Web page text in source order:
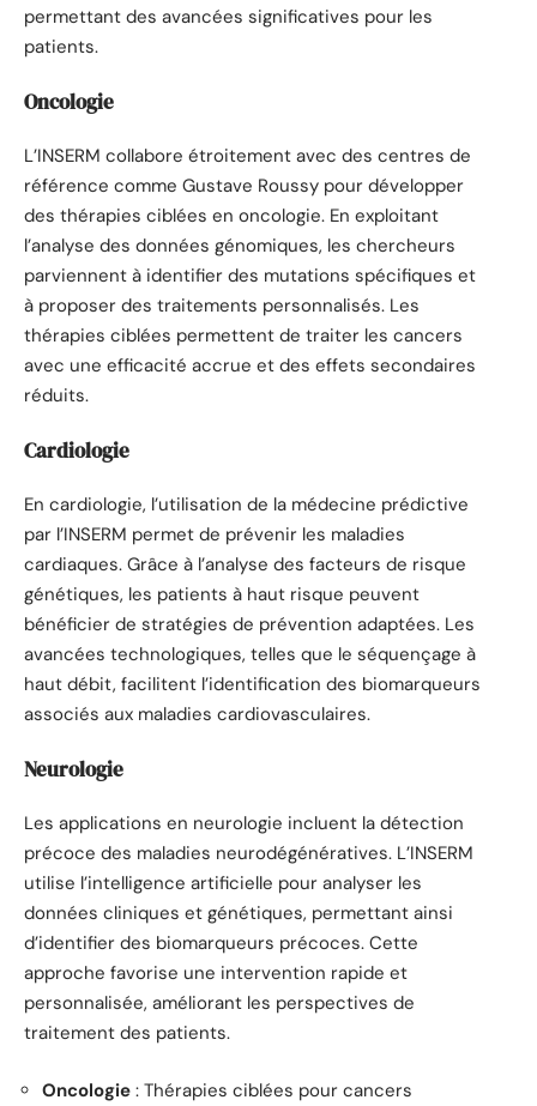
permettant des avancées significatives pour les
patients.
Oncologie
L’INSERM collabore étroitement avec des centres de
référence comme Gustave Roussy pour développer
des thérapies ciblées en oncologie. En exploitant
l’analyse des données génomiques, les chercheurs
parviennent à identifier des mutations spécifiques et
à proposer des traitements personnalisés. Les
thérapies ciblées permettent de traiter les cancers
avec une efficacité accrue et des effets secondaires
réduits.
Cardiologie
En cardiologie, l’utilisation de la médecine prédictive
par l’INSERM permet de prévenir les maladies
cardiaques. Grâce à l’analyse des facteurs de risque
génétiques, les patients à haut risque peuvent
bénéficier de stratégies de prévention adaptées. Les
avancées technologiques, telles que le séquençage à
haut débit, facilitent l’identification des biomarqueurs
associés aux maladies cardiovasculaires.
Neurologie
Les applications en neurologie incluent la détection
précoce des maladies neurodégénératives. L’INSERM
utilise l’intelligence artificielle pour analyser les
données cliniques et génétiques, permettant ainsi
d’identifier des biomarqueurs précoces. Cette
approche favorise une intervention rapide et
personnalisée, améliorant les perspectives de
traitement des patients.
Oncologie : Thérapies ciblées pour cancers